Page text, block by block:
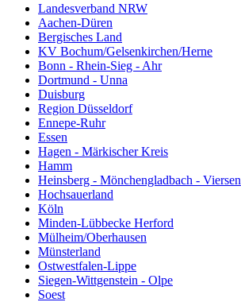
Landesverband NRW
Aachen-Düren
Bergisches Land
KV Bochum/Gelsenkirchen/Herne
Bonn - Rhein-Sieg - Ahr
Dortmund - Unna
Duisburg
Region Düsseldorf
Ennepe-Ruhr
Essen
Hagen - Märkischer Kreis
Hamm
Heinsberg - Mönchengladbach - Viersen
Hochsauerland
Köln
Minden-Lübbecke Herford
Mülheim/Oberhausen
Münsterland
Ostwestfalen-Lippe
Siegen-Wittgenstein - Olpe
Soest